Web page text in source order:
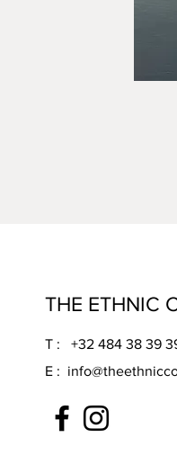
THE ETHNIC
T : +32 484 38 39
E :